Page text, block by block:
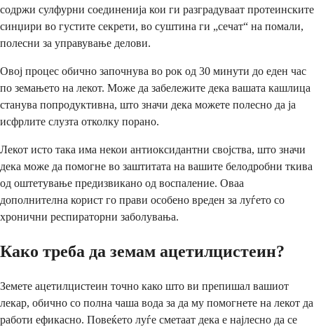
содржи сулфурни соединенија кои ги разградуваат протеинските
синџири во густите секрети, во суштина ги „сечат“ на помали,
полесни за управување делови.
Овој процес обично започнува во рок од 30 минути до еден час
по земањето на лекот. Може да забележите дека вашата кашлица
станува попродуктивна, што значи дека можете полесно да ја
исфрлите слузта отколку порано.
Лекот исто така има некои антиоксидантни својства, што значи
дека може да помогне во заштитата на вашите белодробни ткива
од оштетување предизвикано од воспаление. Оваа
дополнителна корист го прави особено вреден за луѓето со
хронични респираторни заболувања.
Како треба да земам ацетилцистеин?
Земете ацетилцистеин точно како што ви препишал вашиот
лекар, обично со полна чаша вода за да му помогнете на лекот да
работи ефикасно. Повеќето луѓе сметаат дека е најлесно да се